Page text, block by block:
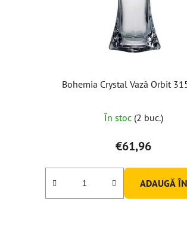
Bohemia Crystal Vazã Orbit
În stoc (2 buc.)
€61,96
ADAUGĂ